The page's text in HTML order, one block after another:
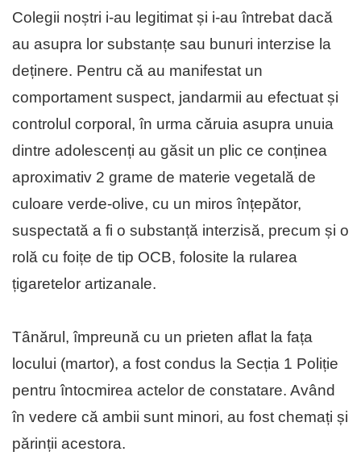
Colegii noștri i-au legitimat și i-au întrebat dacă
au asupra lor substanțe sau bunuri interzise la
deținere. Pentru că au manifestat un
comportament suspect, jandarmii au efectuat și
controlul corporal, în urma căruia asupra unuia
dintre adolescenți au găsit un plic ce conținea
aproximativ 2 grame de materie vegetală de
culoare verde-olive, cu un miros înțepător,
suspectată a fi o substanță interzisă, precum și o
rolă cu foițe de tip OCB, folosite la rularea
țigaretelor artizanale.
Tânărul, împreună cu un prieten aflat la fața
locului (martor), a fost condus la Secția 1 Poliție
pentru întocmirea actelor de constatare. Având
în vedere că ambii sunt minori, au fost chemați și
părinții acestora.